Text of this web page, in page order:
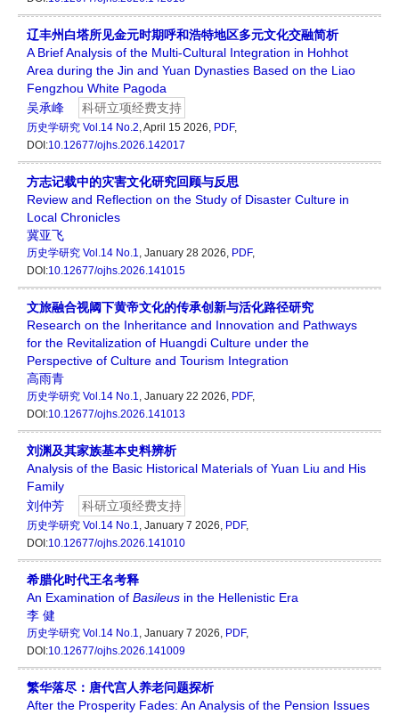
辽丰州白塔所见金元时期呼和浩特地区多元文化交融简析
A Brief Analysis of the Multi-Cultural Integration in Hohhot
Area during the Jin and Yuan Dynasties Based on the Liao
Fengzhou White Pagoda
吴承峰
科研立项经费支持
历史学研究 Vol.14 No.2, April 15 2026, PDF,
DOI:10.12677/ojhs.2026.142017
方志记载中的灾害文化研究回顾与反思
Review and Reflection on the Study of Disaster Culture in
Local Chronicles
冀亚飞
历史学研究 Vol.14 No.1, January 28 2026, PDF,
DOI:10.12677/ojhs.2026.141015
文旅融合视阈下黄帝文化的传承创新与活化路径研究
Research on the Inheritance and Innovation and Pathways
for the Revitalization of Huangdi Culture under the
Perspective of Culture and Tourism Integration
高雨青
历史学研究 Vol.14 No.1, January 22 2026, PDF,
DOI:10.12677/ojhs.2026.141013
刘渊及其家族基本史料辨析
Analysis of the Basic Historical Materials of Yuan Liu and His
Family
刘仲芳
科研立项经费支持
历史学研究 Vol.14 No.1, January 7 2026, PDF,
DOI:10.12677/ojhs.2026.141010
希腊化时代王名考释
An Examination of Basileus in the Hellenistic Era
李 健
历史学研究 Vol.14 No.1, January 7 2026, PDF,
DOI:10.12677/ojhs.2026.141009
繁华落尽：唐代宫人养老问题探析
After the Prosperity Fades: An Analysis of the Pension Issues